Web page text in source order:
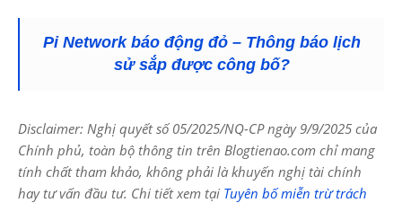
Pi Network báo động đỏ – Thông báo lịch
sử sắp được công bố?
Disclaimer: Nghị quyết số 05/2025/NQ-CP ngày 9/9/2025 của
Chính phủ, toàn bộ thông tin trên Blogtienao.com chỉ mang
tính chất tham khảo, không phải là khuyến nghị tài chính
hay tư vấn đầu tư. Chi tiết xem tại Tuyên bố miễn trừ trách